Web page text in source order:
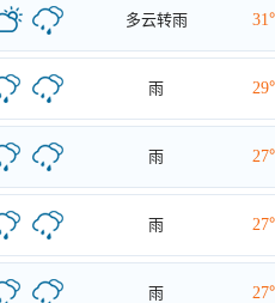
多云转雨
雨
雨
雨
雨